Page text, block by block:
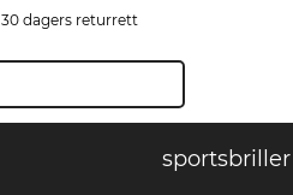
30 dagers returrett
sportsbriller